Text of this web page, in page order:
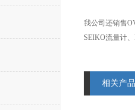
我公司还销售
SEIKO流量计
相关产品